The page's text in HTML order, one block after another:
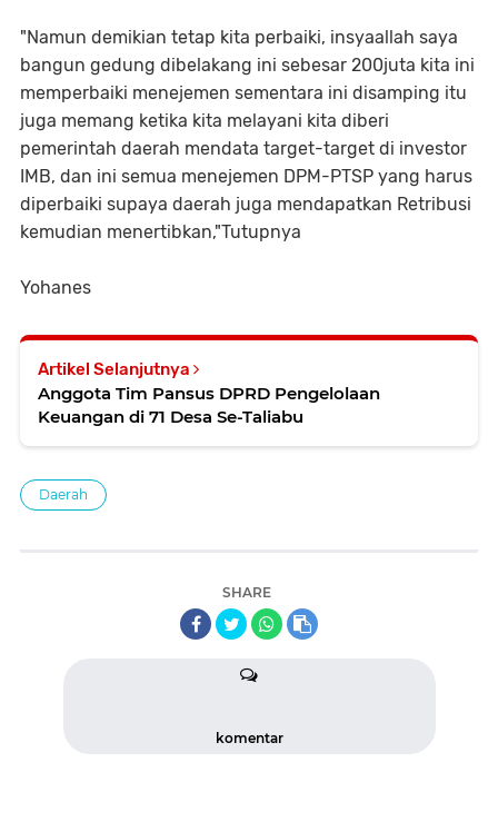
"Namun demikian tetap kita perbaiki, insyaallah saya
bangun gedung dibelakang ini sebesar 200juta kita ini
memperbaiki menejemen sementara ini disamping itu
juga memang ketika kita melayani kita diberi
pemerintah daerah mendata target-target di investor
IMB, dan ini semua menejemen DPM-PTSP yang harus
diperbaiki supaya daerah juga mendapatkan Retribusi
kemudian menertibkan,"Tutupnya
Yohanes
Artikel Selanjutnya
Anggota Tim Pansus DPRD Pengelolaan
Keuangan di 71 Desa Se-Taliabu
Daerah
SHARE
komentar